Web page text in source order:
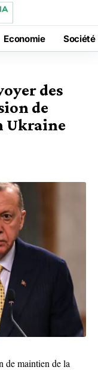
Economie Société
des
de
Ukraine
de maintien de la